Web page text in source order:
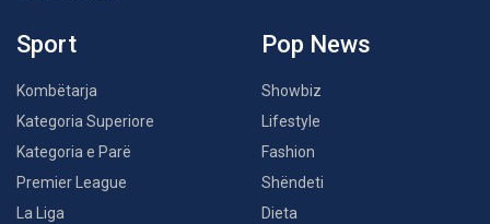
Sport
Kombëtarja
Kategoria Superiore
Kategoria e Parë
Premier League
La Liga
Pop News
Showbiz
Lifestyle
Fashion
Shëndeti
Dieta